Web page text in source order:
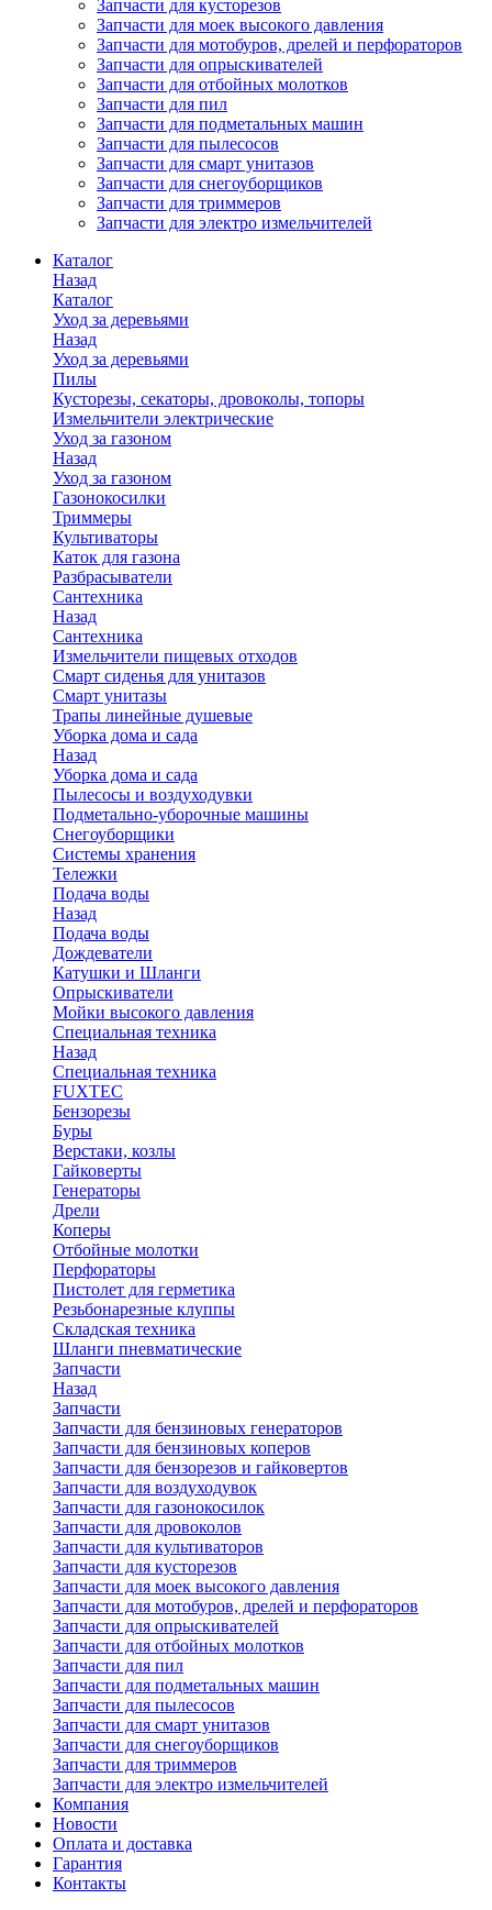
Запчасти для кусторезов
Запчасти для моек высокого давления
Запчасти для мотобуров, дрелей и перфораторов
Запчасти для опрыскивателей
Запчасти для отбойных молотков
Запчасти для пил
Запчасти для подметальных машин
Запчасти для пылесосов
Запчасти для смарт унитазов
Запчасти для снегоуборщиков
Запчасти для триммеров
Запчасти для электро измельчителей
Каталог
Назад
Каталог
Уход за деревьями
Назад
Уход за деревьями
Пилы
Кусторезы, секаторы, дровоколы, топоры
Измельчители электрические
Уход за газоном
Назад
Уход за газоном
Газонокосилки
Триммеры
Культиваторы
Каток для газона
Разбрасыватели
Сантехника
Назад
Сантехника
Измельчители пищевых отходов
Смарт сиденья для унитазов
Смарт унитазы
Трапы линейные душевые
Уборка дома и сада
Назад
Уборка дома и сада
Пылесосы и воздуходувки
Подметально-уборочные машины
Снегоуборщики
Системы хранения
Тележки
Подача воды
Назад
Подача воды
Дождеватели
Катушки и Шланги
Опрыскиватели
Мойки высокого давления
Специальная техника
Назад
Специальная техника
FUXTEC
Бензорезы
Буры
Верстаки, козлы
Гайковерты
Генераторы
Дрели
Коперы
Отбойные молотки
Перфораторы
Пистолет для герметика
Резьбонарезные клуппы
Складская техника
Шланги пневматические
Запчасти
Назад
Запчасти
Запчасти для бензиновых генераторов
Запчасти для бензиновых коперов
Запчасти для бензорезов и гайковертов
Запчасти для воздуходувок
Запчасти для газонокосилок
Запчасти для дровоколов
Запчасти для культиваторов
Запчасти для кусторезов
Запчасти для моек высокого давления
Запчасти для мотобуров, дрелей и перфораторов
Запчасти для опрыскивателей
Запчасти для отбойных молотков
Запчасти для пил
Запчасти для подметальных машин
Запчасти для пылесосов
Запчасти для смарт унитазов
Запчасти для снегоуборщиков
Запчасти для триммеров
Запчасти для электро измельчителей
Компания
Новости
Оплата и доставка
Гарантия
Контакты